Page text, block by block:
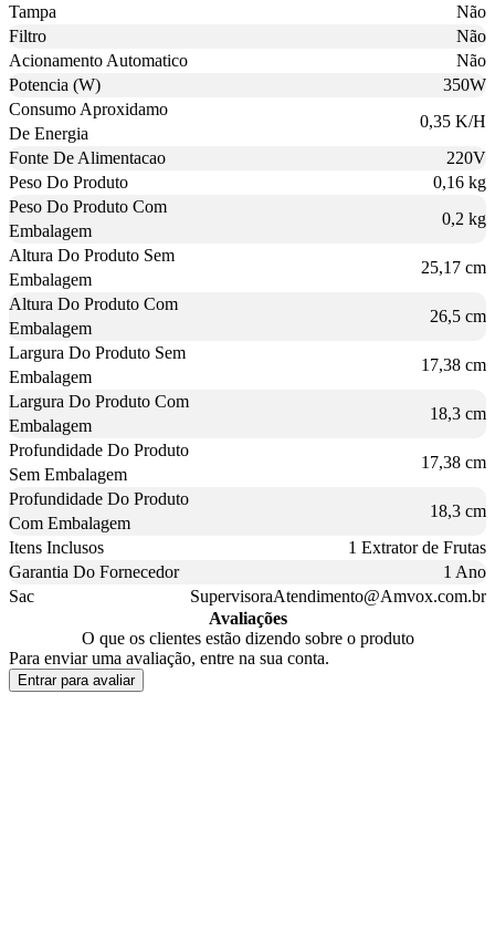
Tampa
Não
Filtro
Não
Acionamento Automatico
Não
Potencia (W)
350W
Consumo Aproxidamo
De Energia
0,35 K/H
Fonte De Alimentacao
220V
Peso Do Produto
0,16 kg
Peso Do Produto Com
Embalagem
0,2 kg
Altura Do Produto Sem
Embalagem
25,17 cm
Altura Do Produto Com
Embalagem
26,5 cm
Largura Do Produto Sem
Embalagem
17,38 cm
Largura Do Produto Com
Embalagem
18,3 cm
Profundidade Do Produto
Sem Embalagem
17,38 cm
Profundidade Do Produto
Com Embalagem
18,3 cm
Itens Inclusos
1 Extrator de Frutas
Garantia Do Fornecedor
1 Ano
Sac
SupervisoraAtendimento@Amvox.com.br
Avaliações
O que os clientes estão dizendo sobre o produto
Para enviar uma avaliação, entre na sua conta.
Entrar para avaliar